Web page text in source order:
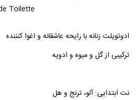
Toilette
ادوتویلت زنانه با رایحه عاشقانه و اغوا کنننده
ترکیبی از گل و میوه و ادویه
نت ابتدایی: آلو، ترنج و هل